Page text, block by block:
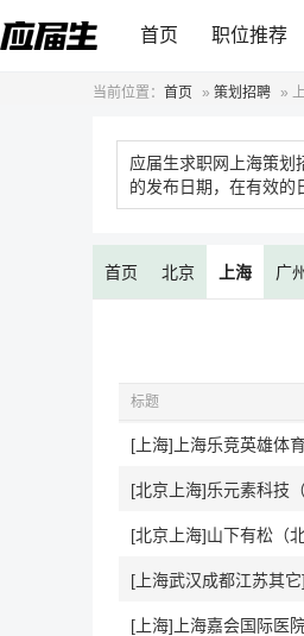
首页 职位推荐
当前位置： 首页 » 策划招聘 »
应届生求职网上海策划
的发布日期，在有效的
首页 北京 上海 广州
标题
[上海]上海乐竞英雄体
[北京上海]乐元素科技
[上海武汉成都江苏其
[上海]上海嘉会国际医